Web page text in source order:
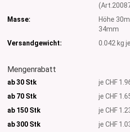
Masse:
Höhe
34mm
Versandgewicht:
0.042 kg
Mengenrabatt
ab 30 Stk
je CHF
ab 70 Stk
je CHF
ab 150 Stk
je CHF
ab 300 Stk je CHF